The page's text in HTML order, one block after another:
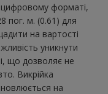
форматі,
пог. м. (0.61) для
на вартості
уникнути
що дозволяє не
Викрійка
на